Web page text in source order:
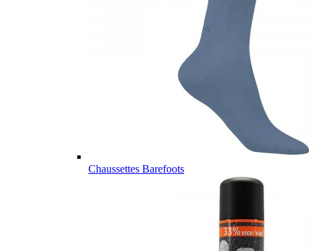
Chaussettes Barefoots